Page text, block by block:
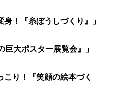
！『糸ぼうしづくり』」
巨大ポスター展覧会』」
こり！『笑顔の絵本づく